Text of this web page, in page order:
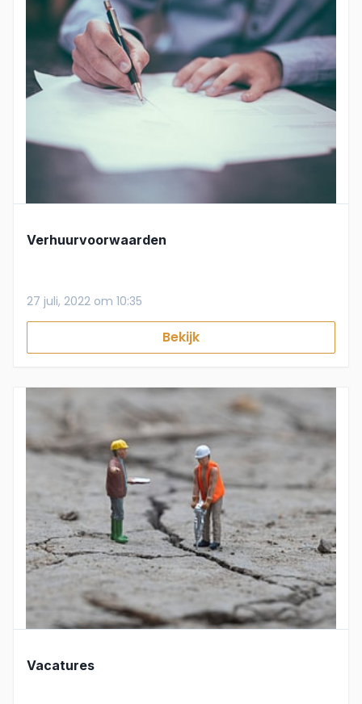
Verhuurvoorwaarden
27 juli, 2022 om 10:35
Bekijk
Vacatures